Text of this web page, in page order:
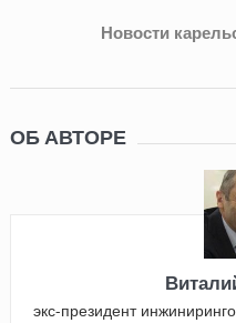
Новости
ОБ АВТОРЕ
экс-президент